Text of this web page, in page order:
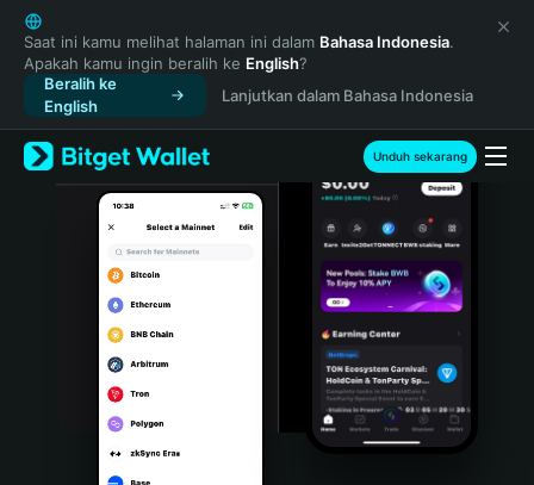
English
日本語
Tiếng Việt
Русский
Español (Latinoamérica)
Türkçe
Italiano
Português (Portugal)
Bahasa Indonesia
Saat ini kamu melihat halaman ini dalam Bahasa Indonesia.
Apakah kamu ingin beralih ke English?
Beralih ke
English
Lanjutkan dalam Bahasa Indonesia
Unduh sekarang